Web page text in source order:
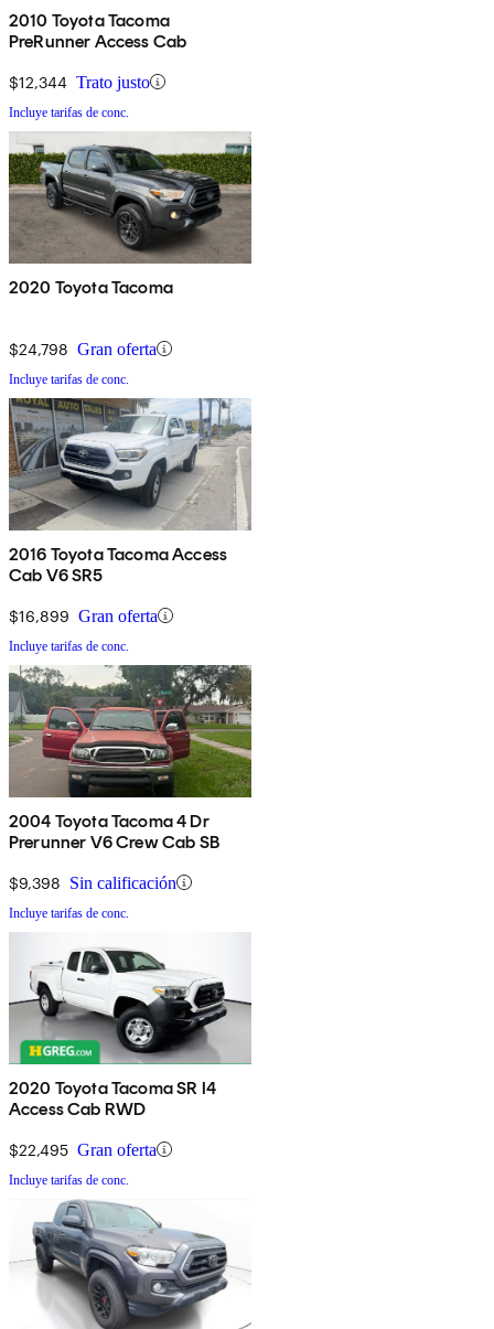
2010 Toyota Tacoma
PreRunner Access Cab
$12,344 Trato justo
Incluye tarifas de conc.
2020 Toyota Tacoma
$24,798 Gran oferta
Incluye tarifas de conc.
2016 Toyota Tacoma Access
Cab V6 SR5
$16,899 Gran oferta
Incluye tarifas de conc.
2004 Toyota Tacoma 4 Dr
Prerunner V6 Crew Cab SB
$9,398 Sin calificación
Incluye tarifas de conc.
2020 Toyota Tacoma SR I4
Access Cab RWD
$22,495 Gran oferta
Incluye tarifas de conc.